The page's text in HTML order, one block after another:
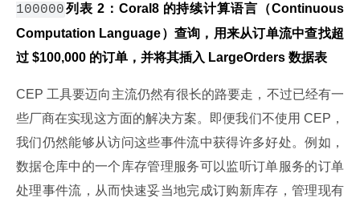
100000列表 2：Coral8 的持续计算语言（Continuous
Computation Language）查询，用来从订单流中查找超
过 $100,000 的订单，并将其插入 LargeOrders 数据表
CEP 工具要迈向主流仍然有很长的路要走，不过已经有一
些厂商在实现这方面的解决方案。即便我们不使用 CEP，
我们仍然能够从访问这些事件流中获得许多好处。例如，
数据仓库中的一个库存管理服务可以监听订单服务的订单
处理事件流，从而快速妥当地完成订购新库存，管理现有